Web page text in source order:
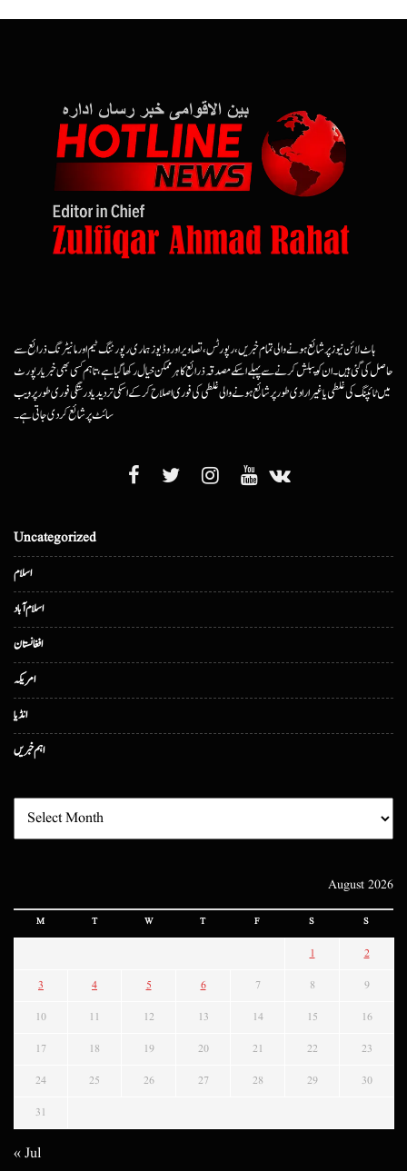
ہاٹ لائن نیوز پر شائع ہونے والی تمام خبریں، رپورٹس، تصاویر اور وڈیوز ہماری رپورٹنگ ٹیم اور مانیٹرنگ ذرائع سے
حاصل کی گئی ہیں۔ ان کو پبلش کرنے سے پہلے اسکے مصدقہ ذرائع کا ہرممکن خیال رکھا گیا ہے، تاہم کسی بھی خبر یا رپورٹ
میں ٹائپنگ کی غلطی یا غیرارادی طور پر شائع ہونے والی غلطی کی فوری اصلاح کرکے اسکی تردید یا درستگی فوری طور پر ویب
سائٹ پر شائع کردی جاتی ہے۔
Uncategorized
اسلام
اسلام آباد
افغانستان
امریکہ
انڈیا
اہم خبریں
August 2026
M T W T F S S
1 2
3 4 5 6 7 8 9
10 11 12 13 14 15 16
17 18 19 20 21 22 23
24 25 26 27 28 29 30
31
« Jul